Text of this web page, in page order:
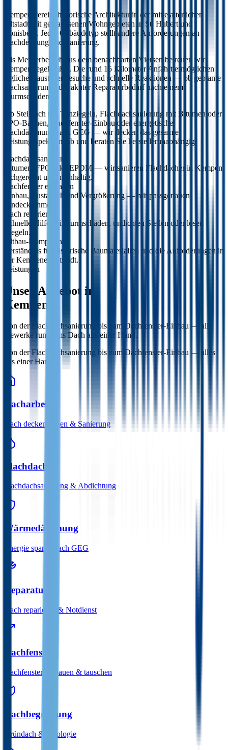
Kempen vereint historische Architektur in der mittelalterlichen
Altstadt mit gewachsenen Wohngebieten in St. Hubert und
Tönisberg. Jeder Gebäudetyp stellt andere Anforderungen an
Dachdeckung und Sanierung.
Als Meisterbetrieb aus dem benachbarten Viersen betreuen wir
Kempen regelmäßig. Die rund 15 Kilometer Anfahrt ermöglichen
tägliche Baustellenbesuche und schnelle Reaktionen — ob geplante
Dachsanierung oder akuter Reparaturbedarf nach einem
Sturmschaden.
Ob Steildach mit Tonziegeln, Flachdachsanierung mit Bitumen oder
FPO-Bahnen, Dachfenster-Einbau oder energetische
Dachdämmung nach GEG — wir decken das gesamte
Leistungsspektrum ab und beraten Sie herstellerunabhängig.
Flachdachsanierung
Bitumen, FPO oder EPDM — wir sanieren Flachdächer in Kempen
fachgerecht und nachhaltig.
Dachfenster einbauen
Einbau, Austausch und Vergrößerung — mit passgenauen
Eindeckrahmen.
Dach reparieren
Schnelle Hilfe bei Sturmschäden, undichten Stellen oder losen
Ziegeln.
Altbau-Kompetenz
Verständnis für historische Baumaterialien und die Anforderungen in
der Kempener Altstadt.
Leistungen
Unser Angebot in
Kempen.
Von der Flachdachsanierung bis zum Dachfenster-Einbau — alle
Gewerke rund ums Dach aus einer Hand.
Von der Flachdachsanierung bis zum Dachfenster-Einbau — alles
aus einer Hand.
Dacharbeiten
Dach decken lassen & Sanierung
Flachdach
Flachdachsanierung & Abdichtung
Wärmedämmung
Energie sparen nach GEG
Reparaturen
Dach reparieren & Notdienst
Dachfenster
Dachfenster einbauen & tauschen
Dachbegrünung
Gründach & Ökologie